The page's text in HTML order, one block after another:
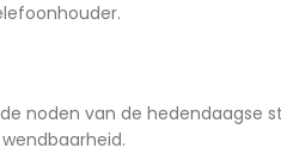
noden van de hedendaagse